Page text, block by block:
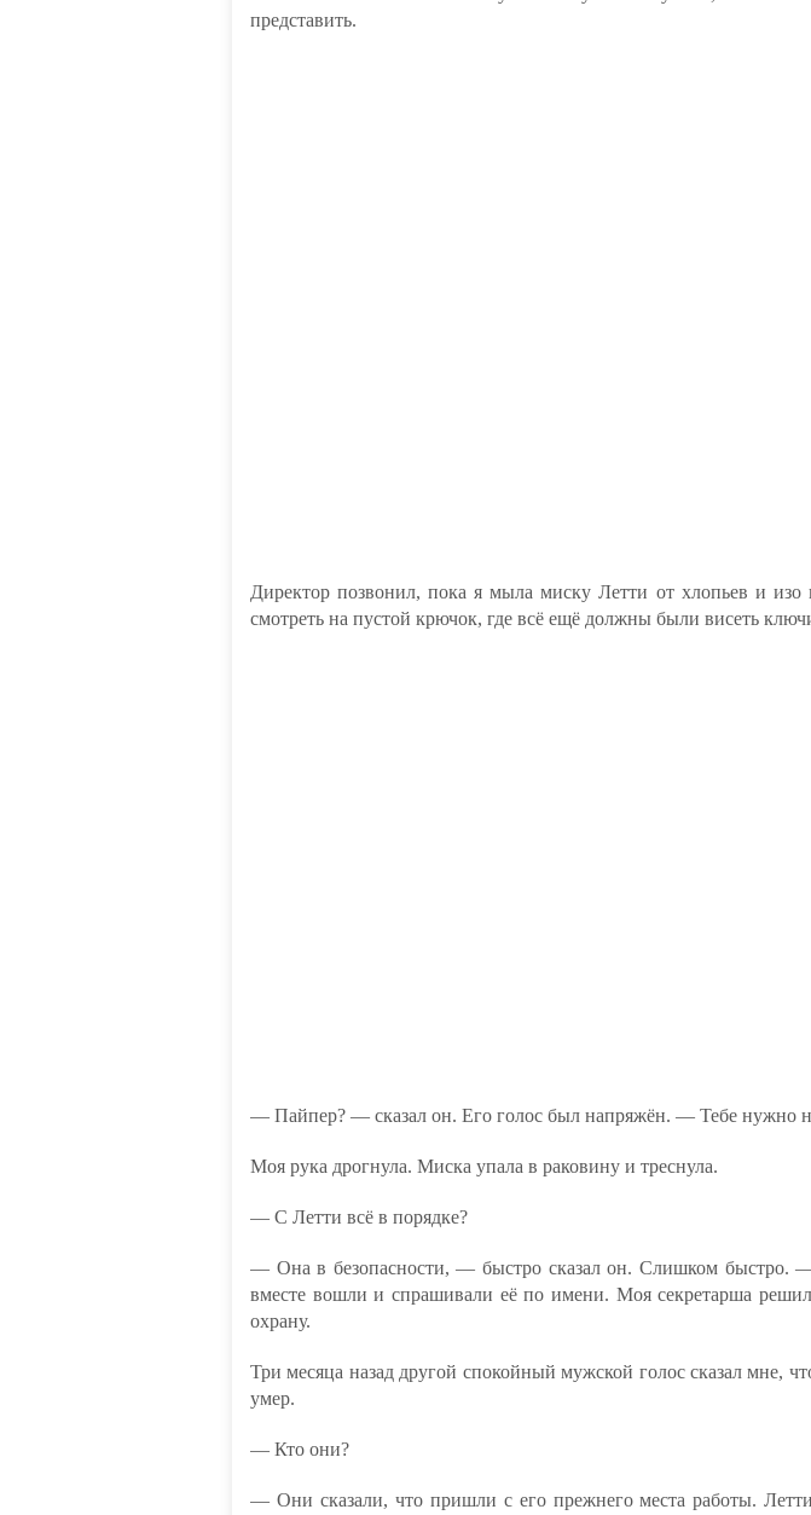
представить.
Директор позвонил, пока я мыла миску Летти от хлопьев и изо
смотреть на пустой крючок, где всё ещё должны были висеть
— Пайпер? — сказал он. Его голос был напряжён. — Тебе нужно
Моя рука дрогнула. Миска упала в раковину и треснула.
— С Летти всё в порядке?
— Она в безопасности, — быстро сказал он. Слишком быстро.
вместе вошли и спрашивали её по имени. Моя секретарша
охрану.
Три месяца назад другой спокойный мужской голос сказал мне,
умер.
— Кто они?
— Они сказали, что пришли с его прежнего места работы.